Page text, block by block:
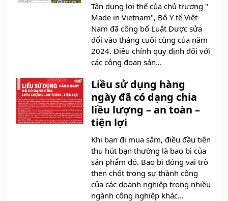
Tận dụng lợi thế của chủ trương "
Made in Vietnam", Bộ Y tế Việt
Nam đã công bố Luật Dược sửa
đổi vào tháng cuối cùng của năm
2024. Điều chỉnh quy định đối với
các công đoạn sản...
Liều sử dụng hàng
ngày đã có dạng chia
liều lượng – an toàn –
tiện lợi
Khi bạn đi mua sắm, điều đầu tiên
thu hút bạn thường là bao bì của
sản phẩm đó. Bao bì đóng vai trò
then chốt trong sự thành công
của các doanh nghiệp trong nhiều
ngành công nghiệp khác...